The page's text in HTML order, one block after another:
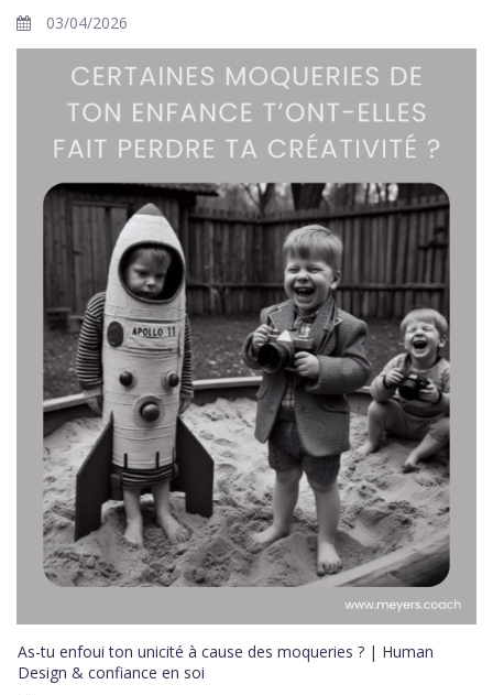
03/04/2026
As-tu enfoui ton unicité à cause des moqueries ? | Human
Design & confiance en soi